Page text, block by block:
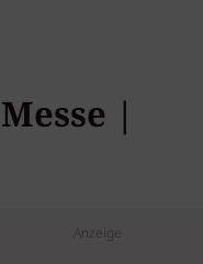
|
Anzeige